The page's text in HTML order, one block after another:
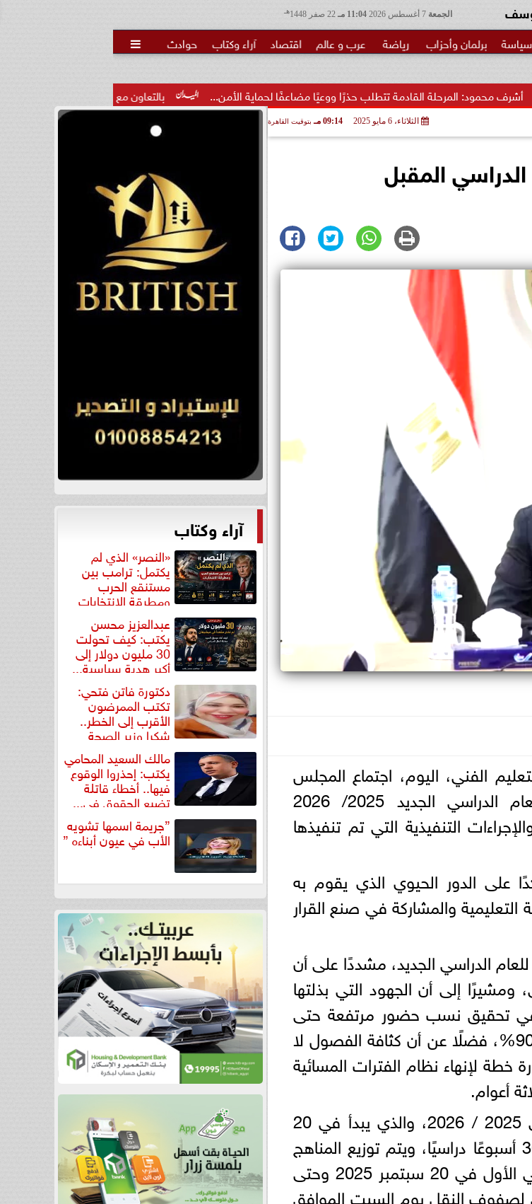
الجمعة 11:04 مـ هـ
سياسة برلمان وأحزاب رياضة عرب و عالم اقتصاد آراء وكتاب حوادث 
بالتعاون مع البنك المركزي.. الأعلى للجامعات: القادمة تتطلب حذرًا ووعيًا مضاعفًا لحماية الأمن...
الثلاثاء، 6 مايو 2025 09:14 مـ بتوقيت القاهرة
الدراسي المقبل
الفني، اليوم، اجتماع المجلس
الأعلى للتعليم قبل الجامعي؛ لمناقشة خطة العام الدراسي الجديد 2025/ 2026
التنفيذية التي تم تنفيذها
على الدور الحيوي الذي يقوم به
والمشاركة في صنع القرار
الدراسي الجديد، مشددًا على أن
إلى أن الجهود التي بذلتها
في تحقيق نسب حضور مرتفعة حتى
هذا الوقت من العام الدراسي تتراوح بين 80% إلى 90%، فضلًا عن أن كثافة الفصول لا
خطة لإنهاء نظام الفترات المسائية
أعوام.
كما استعرض الوزير الخريطة الزمنية للعام الدراسي 2025 / 2026، والذي يبدأ في 20
سبتمبر 2025 وينتهي في 11 يونيو 2026، بواقع 36 أسبوعًا دراسيًا، ويتم توزيع المناهج
على الفصلين الدراسيين، حيث سيبدأ الفصل الدراسي الأول في 20 سبتمبر 2025 وحتى
الأول لصفوف النقل يوم السبت الموافق
آراء وكتاب
«النصر» الذي لم
يكتمل: ترامب بين
مستنقع الحرب
ومطرقة الانتخابات
عبدالعزيز محسن
يكتب: كيف تحولت
30 مليون دولار إلى
أكبر هدية سياسية...
دكتورة فاتن فتحي:
تكتب الممرضون
الأقرب إلى الخطر..
شكرا وزير الصحة
لتكريم... مالك السعيد المحامي
يكتب: إحذروا الوقوع
فيها.. أخطاء قاتلة
تضيع الحقوق في...
”جريمة اسمها تشويه
الأب في عيون أبناءه ”